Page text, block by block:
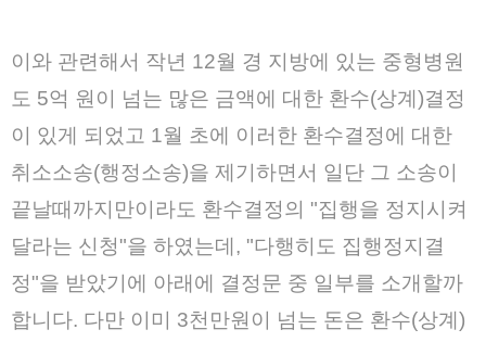
이와 관련해서 작년 12월 경 지방에 있는 중형병원
도 5억 원이 넘는 많은 금액에 대한 환수(상계)결정
이 있게 되었고 1월 초에 이러한 환수결정에 대한
취소소송(행정소송)을 제기하면서 일단 그 소송이
끝날때까지만이라도 환수결정의 "집행을 정지시켜
달라는 신청"을 하였는데, "다행히도 집행정지결
정"을 받았기에 아래에 결정문 중 일부를 소개할까
합니다. 다만 이미 3천만원이 넘는 돈은 환수(상계)